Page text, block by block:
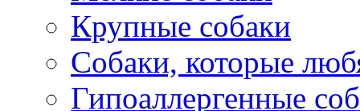
Крупные собаки
Собаки, которые
Гипоаллергенные